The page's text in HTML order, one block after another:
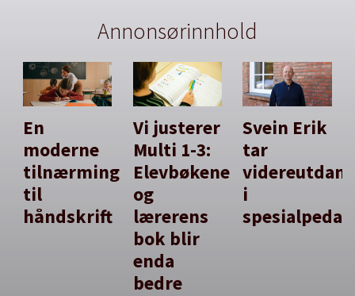
Annonsørinnhold
En
moderne
tilnærming
til
håndskrift
Vi justerer
Multi 1-3:
Elevbøkene
og
lærerens
bok blir
enda
bedre
Svein Erik
tar
i